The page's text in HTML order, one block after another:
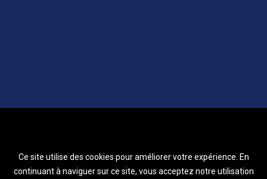
Ce site utilise des cookies pour améliorer votre expérience. En
continuant à naviguer sur ce site, vous acceptez notre utilisation